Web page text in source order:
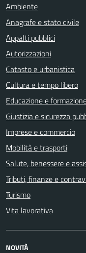
Ambiente
Anagrafe e stato civile
Appalti pubblici
Autorizzazioni
Catasto e urbanistica
Cultura e tempo libero
Educazione e
Giustizia e sicurezza
Imprese e commercio
Mobilità e trasporti
Salute, benessere e
Tributi, finanze e
Turismo
Vita lavorativa
NOVITÀ